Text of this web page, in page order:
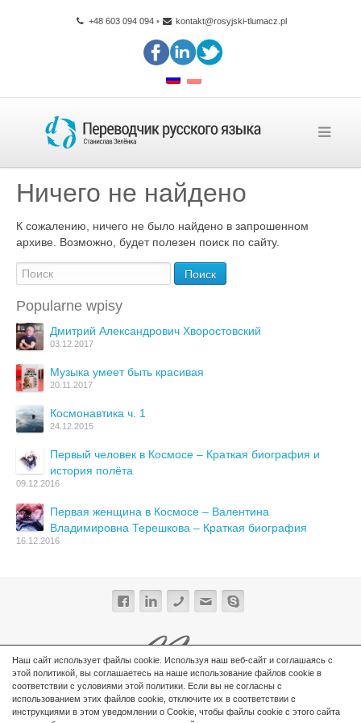
Наш сайт использует файлы cookie. Используя наш веб-сайт и соглашаясь с
этой политикой, вы соглашаетесь на наше использование файлов cookie в
соответствии с условиями этой политики. Если вы не согласны с
использованием этих файлов cookie, отключите их в соответствии с
инструкциями в этом уведомлении о Cookie, чтобы файлы cookie с этого сайта
+48 603 094 094• kontakt@rosyjski-tlumacz.pl
Ничего не найдено
К сожалению, ничего не было найдено в запрошенном
архиве. Возможно, будет полезен поиск по сайту.
Popularne wpisy
Дмитрий Александрович Хворостовский
03.12.2017
Музыка умеет быть красивая
20.11.2017
Космонавтика ч. 1
24.12.2015
Первый человек в Космосе – Краткая биография и
история полёта
09.12.2016
Первая женщина в Космосе – Валентина
Владимировна Терешкова – Краткая биография
16.12.2016
Переводчик русского языка - Станислав Зелёнка.